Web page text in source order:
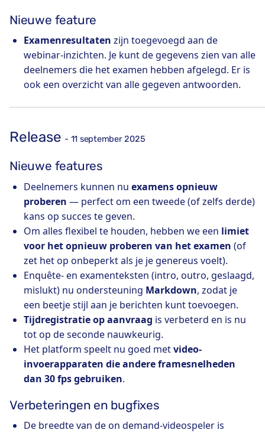
Nieuwe feature
Examenresultaten zijn toegevoegd aan de
webinar-inzichten. Je kunt de gegevens zien van alle
deelnemers die het examen hebben afgelegd. Er is
ook een overzicht van alle gegeven antwoorden.
Release - 11 september 2025
Nieuwe features
Deelnemers kunnen nu examens opnieuw
proberen — perfect om een tweede (of zelfs derde)
kans op succes te geven.
Om alles flexibel te houden, hebben we een limiet
voor het opnieuw proberen van het examen (of
zet het op onbeperkt als je je genereus voelt).
Enquête- en examenteksten (intro, outro, geslaagd,
mislukt) nu ondersteuning Markdown, zodat je
een beetje stijl aan je berichten kunt toevoegen.
Tijdregistratie op aanvraag is verbeterd en is nu
tot op de seconde nauwkeurig.
Het platform speelt nu goed metvideo-
invoerapparaten die andere framesnelheden
dan 30 fps gebruiken.
Verbeteringen en bugfixes
De breedte van de on demand-videospeler is